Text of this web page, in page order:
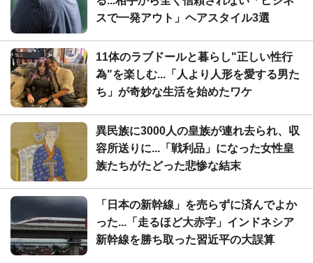
スで一発アウト」ヘアスタイル3選
11体のラブドールと暮らし"正しい性行
為"を楽しむ...「人より人形を愛する男た
ち」が奇妙な生活を始めたワケ
異民族に3000人の皇族が連れ去られ、収
容所送りに...「戦利品」になった女性皇
族たちがたどった悲惨な結末
「日本の新幹線」を売らずに済んでよか
った...「走るほど大赤字」インドネシア
新幹線を勝ち取った習近平の大誤算